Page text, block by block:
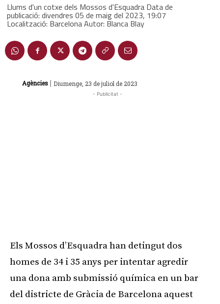
Llums d'un cotxe dels Mossos d'Esquadra Data de
publicació: divendres 05 de maig del 2023, 19:07
Localització: Barcelona Autor: Blanca Blay
Agències | Diumenge, 23 de juliol de 2023
- Publicitat -
Els Mossos d’Esquadra han detingut dos
homes de 34 i 35 anys per intentar agredir
una dona amb submissió química en un bar
del districte de Gràcia de Barcelona aquest